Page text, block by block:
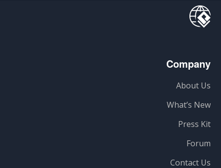
Company
About Us
What’s New
Press Kit
Forum
Contact Us